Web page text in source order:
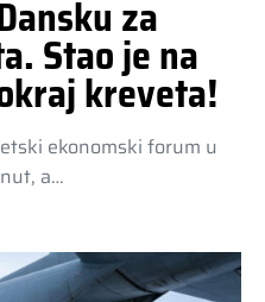
za
Stao je na
kreveta!
ekonomski forum u
a…